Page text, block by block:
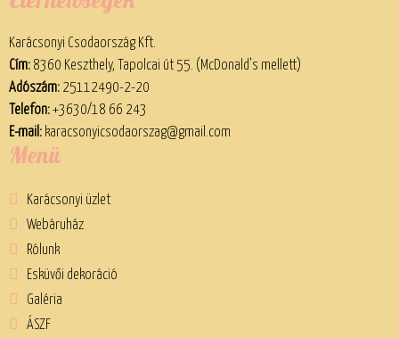
Karácsonyi Csodaország Kft.
Cím:8360 Keszthely, Tapolcai út 55. (McDonald’s mellett)
Adószám:25112490-2-20
Telefon:+3630/18 66 243
E-mail: karacsonyicsodaorszag@gmail.com
Menü
Karácsonyi üzlet
Webáruház
Rólunk
Esküvői dekoráció
Galéria
ÁSZF